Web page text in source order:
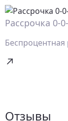
Рассрочка 0-
Беспроцентная
Отзывы